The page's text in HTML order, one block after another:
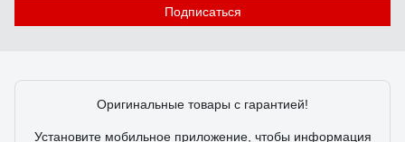
Подписаться
Оригинальные товары с гарантией!
Установите мобильное приложение, чтобы информация